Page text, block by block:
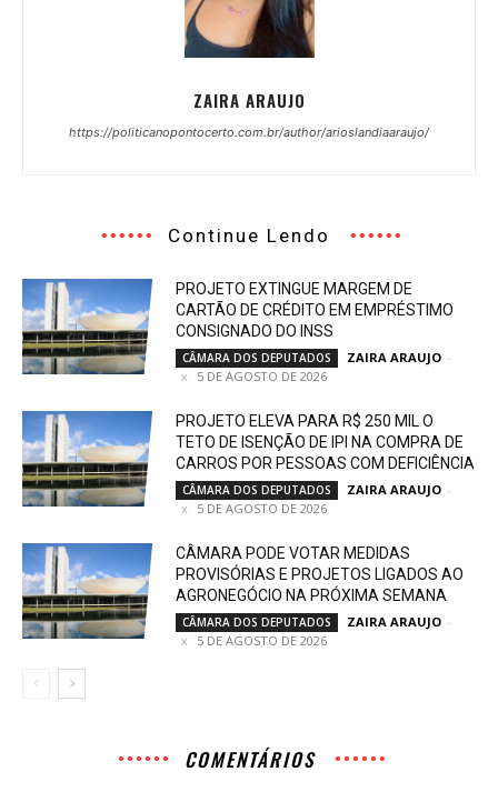
ZAIRA ARAUJO
https://politicanopontocerto.com.br/author/arioslandiaaraujo/
Continue Lendo
PROJETO EXTINGUE MARGEM DE
CARTÃO DE CRÉDITO EM EMPRÉSTIMO
CONSIGNADO DO INSS
CÂMARA DOS DEPUTADOS ZAIRA ARAUJO -
5 DE AGOSTO DE 2026
PROJETO ELEVA PARA R$ 250 MIL O
TETO DE ISENÇÃO DE IPI NA COMPRA DE
CARROS POR PESSOAS COM DEFICIÊNCIA
CÂMARA DOS DEPUTADOS ZAIRA ARAUJO -
5 DE AGOSTO DE 2026
CÂMARA PODE VOTAR MEDIDAS
PROVISÓRIAS E PROJETOS LIGADOS AO
AGRONEGÓCIO NA PRÓXIMA SEMANA
CÂMARA DOS DEPUTADOS ZAIRA ARAUJO -
5 DE AGOSTO DE 2026
COMENTÁRIOS